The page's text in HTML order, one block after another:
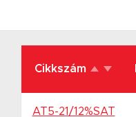
Cikkszám
AT5-21/12%SAT